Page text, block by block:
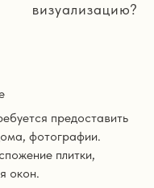
визуализацию?
предоставить
фотографии.
плитки,
окон.